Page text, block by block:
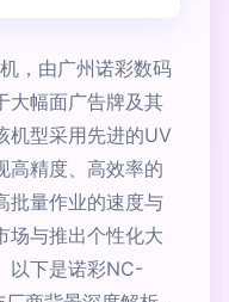
，由广州诺彩数码
大幅面广告牌及其
机型采用先进的UV
高精度、高效率的
批量作业的速度与
场与推出个性化大
以下是诺彩NC-